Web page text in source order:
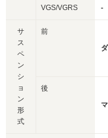
VGS/VGRS -
サ
ス
ペ
ン
シ
ョ
ン
形
式
前
後